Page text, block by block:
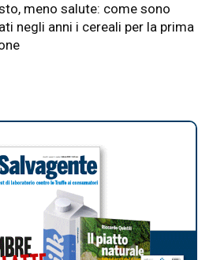
meno salute: come sono
negli anni i cereali per la prima